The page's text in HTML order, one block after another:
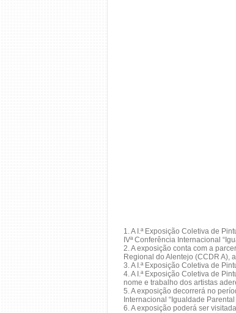
1. A I.ª Exposição Coletiva de
IVª Conferência Internacional
2. A exposição conta com a
Regional do Alentejo (CCDR A),
3. A I.ª Exposição Coletiva de
4. A I.ª Exposição Coletiva de
nome e trabalho dos artistas
5. A exposição decorrerá no
Internacional “Igualdade
6. A exposição poderá ser